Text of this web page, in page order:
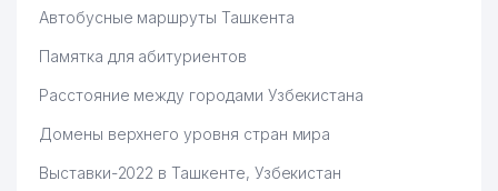
Автобусные маршруты Ташкента
Памятка для абитуриентов
Расстояние между городами Узбекистана
Домены верхнего уровня стран мира
Выставки-2022 в Ташкенте, Узбекистан